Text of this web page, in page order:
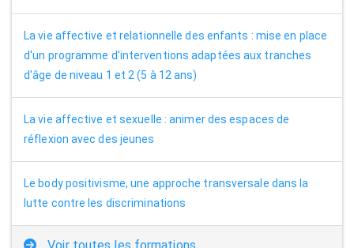
La vie affective et relationnelle des enfants : mise en place
d'un programme d'interventions adaptées aux tranches
d'âge de niveau 1 et 2 (5 à 12 ans)
La vie affective et sexuelle : animer des espaces de
réflexion avec des jeunes
Le body positivisme, une approche transversale dans la
lutte contre les discriminations